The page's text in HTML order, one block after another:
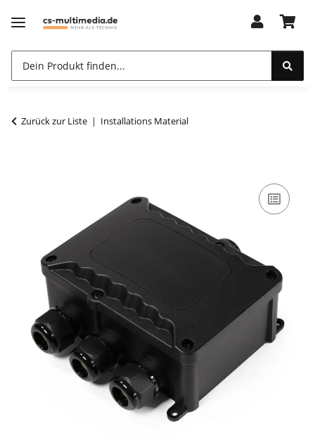
Zurück zur Liste Installations Material